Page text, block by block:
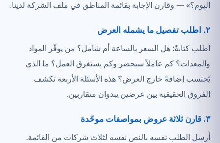
اليوم؟» — وقارن الإجابة بقائمة المناطق في ملف الشركة لدينا.
٢. اطلب تفصيل ما يشمله العرض
اطلب كتابةً: هل السعر بالساعة أم شامل؟ من يوفّر المواد
والمعدات؟ كم عاملاً سيحضر وكم يستغرق العمل؟ ما الذي
يُحتسب إضافةً خارج العرض؟ هذه الأسئلة الأربعة تكشف
الفروق الحقيقية بين عرضين يبدوان متقاربين.
٣. قارن ثلاثة عروض بمواصفات موحّدة
أرسل الطلب نفسه بالنص نفسه لثلاث شركات من القائمة.